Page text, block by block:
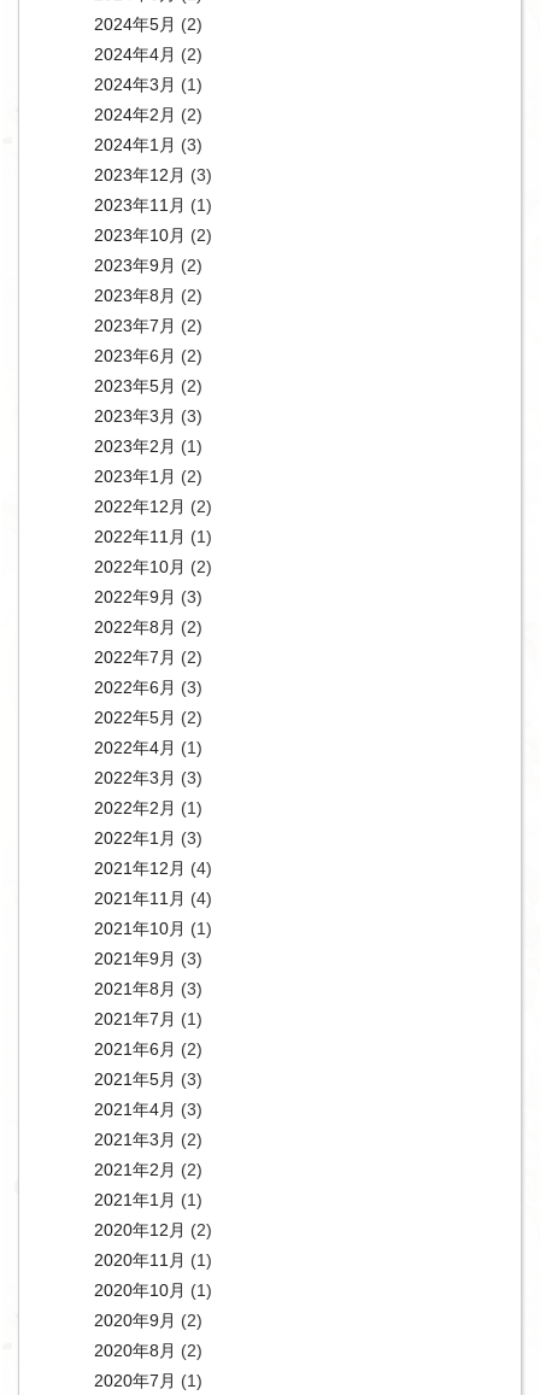
2024年5月 (2)
2024年4月 (2)
2024年3月 (1)
2024年2月 (2)
2024年1月 (3)
2023年12月 (3)
2023年11月 (1)
2023年10月 (2)
2023年9月 (2)
2023年8月 (2)
2023年7月 (2)
2023年6月 (2)
2023年5月 (2)
2023年3月 (3)
2023年2月 (1)
2023年1月 (2)
2022年12月 (2)
2022年11月 (1)
2022年10月 (2)
2022年9月 (3)
2022年8月 (2)
2022年7月 (2)
2022年6月 (3)
2022年5月 (2)
2022年4月 (1)
2022年3月 (3)
2022年2月 (1)
2022年1月 (3)
2021年12月 (4)
2021年11月 (4)
2021年10月 (1)
2021年9月 (3)
2021年8月 (3)
2021年7月 (1)
2021年6月 (2)
2021年5月 (3)
2021年4月 (3)
2021年3月 (2)
2021年2月 (2)
2021年1月 (1)
2020年12月 (2)
2020年11月 (1)
2020年10月 (1)
2020年9月 (2)
2020年8月 (2)
2020年7月 (1)